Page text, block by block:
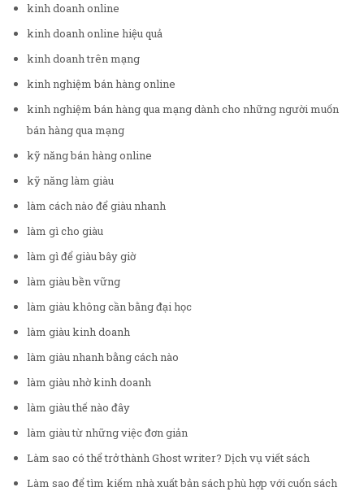
kinh doanh online
kinh doanh online hiệu quả
kinh doanh trên mạng
kinh nghiệm bán hàng online
kinh nghiệm bán hàng qua mạng dành cho những người muốn
bán hàng qua mạng
kỹ năng bán hàng online
kỹ năng làm giàu
làm cách nào để giàu nhanh
làm gì cho giàu
làm gì để giàu bây giờ
làm giàu bền vững
làm giàu không cần bằng đại học
làm giàu kinh doanh
làm giàu nhanh bằng cách nào
làm giàu nhờ kinh doanh
làm giàu thế nào đây
làm giàu từ những việc đơn giản
Làm sao có thể trở thành Ghost writer? Dịch vụ viết sách
Làm sao để tìm kiếm nhà xuất bản sách phù hợp với cuốn sách